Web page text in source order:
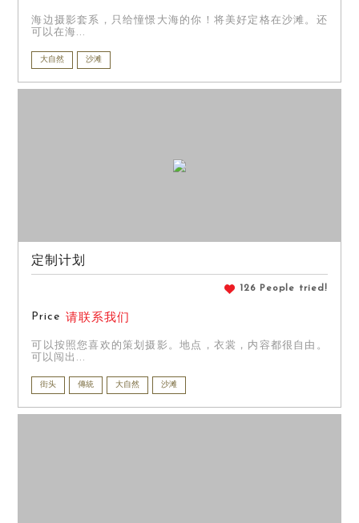
海边摄影套系，只给憧憬大海的你！将美好定格在沙滩。还
可以在海...
大自然 沙滩
定制计划
126 People tried!
Price 请联系我们
可以按照您喜欢的策划摄影。地点，衣裳，内容都很自由。
可以闯出...
街头 傳統 大自然 沙滩